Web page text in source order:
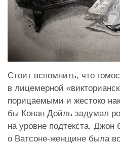
Стоит вспомнить, что
в лицемерной
порицаемыми и жестоко
бы Конан Дойль задумал
на уровне подтекста,
о Ватсоне-женщине была